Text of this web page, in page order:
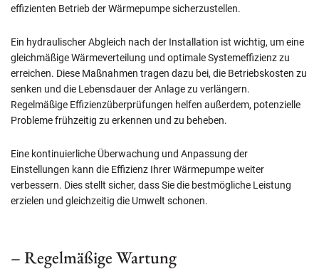
effizienten Betrieb der Wärmepumpe sicherzustellen.
Ein hydraulischer Abgleich nach der Installation ist wichtig, um eine
gleichmäßige Wärmeverteilung und optimale Systemeffizienz zu
erreichen. Diese Maßnahmen tragen dazu bei, die Betriebskosten zu
senken und die Lebensdauer der Anlage zu verlängern.
Regelmäßige Effizienzüberprüfungen helfen außerdem, potenzielle
Probleme frühzeitig zu erkennen und zu beheben.
Eine kontinuierliche Überwachung und Anpassung der
Einstellungen kann die Effizienz Ihrer Wärmepumpe weiter
verbessern. Dies stellt sicher, dass Sie die bestmögliche Leistung
erzielen und gleichzeitig die Umwelt schonen.
– Regelmäßige Wartung